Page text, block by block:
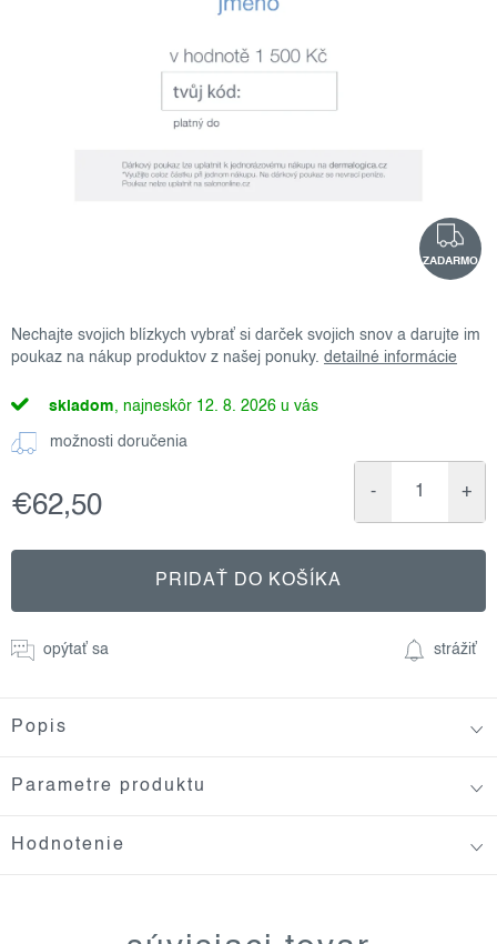
ZADARMO
Nechajte svojich blízkych vybrať si darček svojich snov a darujte im
poukaz na nákup produktov z našej ponuky. detailné informácie
skladom 12. 8. 2026
možnosti doručenia
€62,50
cena:
PRIDAŤ DO KOŠÍKA
opýtať sa strážiť
Popis
Parametre produktu
Hodnotenie